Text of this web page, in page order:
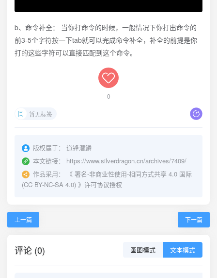
b、命令补全： 当你打命令的时候，一般情况下你打出命令的
前3-5个字符按一下tab就可以完成命令补全，补全的前提是你
打的这些字符可以直接匹配到这个命令。
0
暂无标签
版权属于：
道锋潜鳞
本文链接：
https://www.silverdragon.cn/archives/7409/
作品采用：
《 署名-非商业性使用-相同方式共享 4.0 国际
(CC BY-NC-SA 4.0) 》许可协议授权
上一篇 下一篇
评论 (0) 画图模式 文本模式